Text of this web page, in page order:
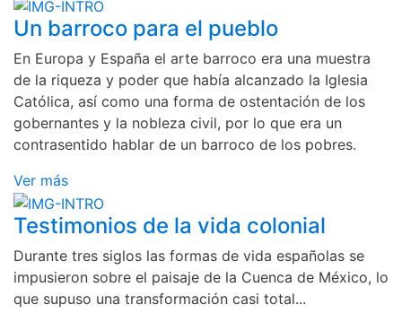
Un barroco para el pueblo
En Europa y España el arte barroco era una muestra
de la riqueza y poder que había alcanzado la Iglesia
Católica, así como una forma de ostentación de los
gobernantes y la nobleza civil, por lo que era un
contrasentido hablar de un barroco de los pobres.
Ver más
Testimonios de la vida colonial
Durante tres siglos las formas de vida españolas se
impusieron sobre el paisaje de la Cuenca de México, lo
que supuso una transformación casi total...